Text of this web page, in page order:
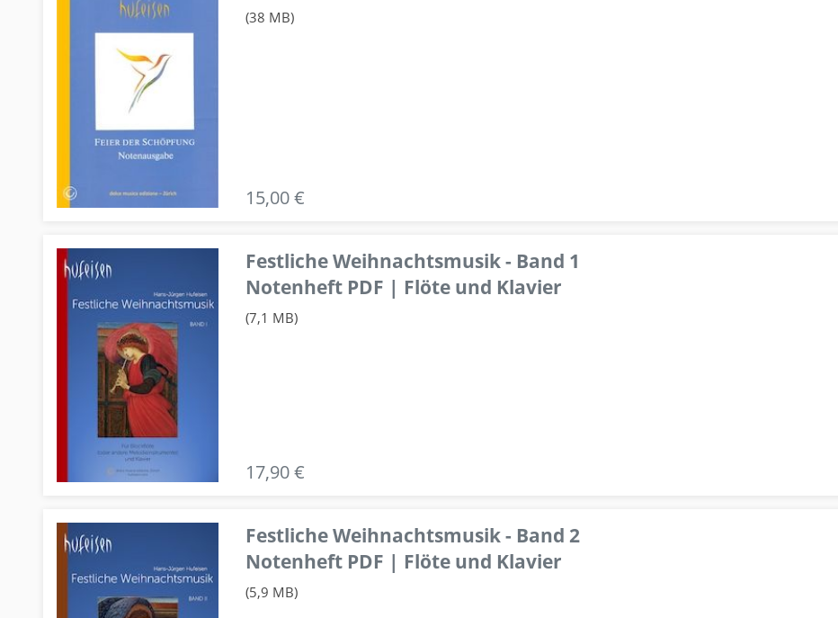
(38 MB)
15,00 €
Festliche Weihnachtsmusik - Band 1
Notenheft PDF | Flöte und Klavier
(7,1 MB)
17,90 €
Festliche Weihnachtsmusik - Band 2
Notenheft PDF | Flöte und Klavier
(5,9 MB)